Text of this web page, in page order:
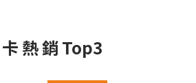
熱 銷 Top3